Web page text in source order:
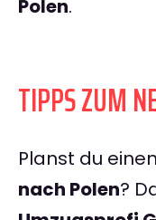
Polen.
TIPPS ZUM
Planst du einen
nach Polen?